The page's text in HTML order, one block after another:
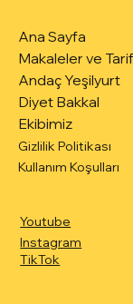
Ana Sayfa
Makaleler ve
Andaç Yeşilyurt
Diyet Bakkal
Ekibimiz
Gizlilik Politikası
Kullanım Koşulları
Youtube
Instagram
TikTok